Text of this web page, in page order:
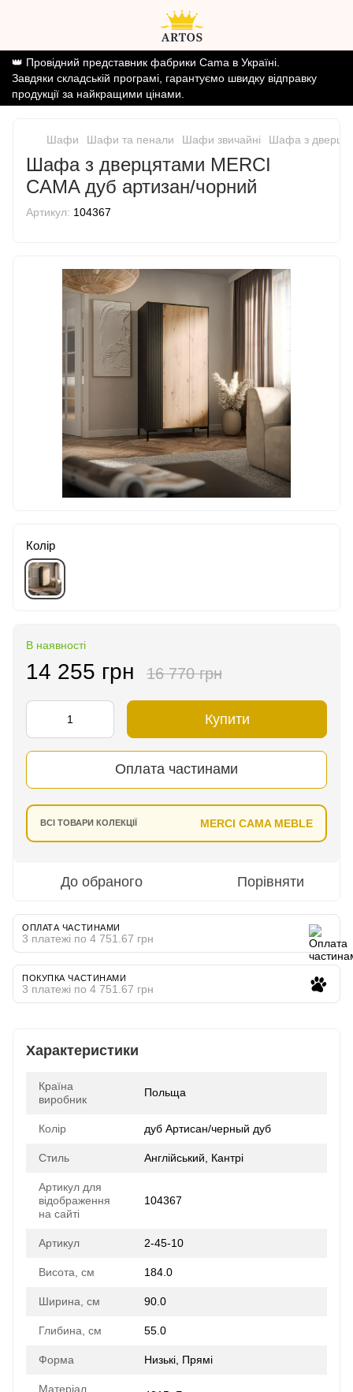
👑 Провідний представник фабрики Cama в Україні.
Завдяки складській програмі, гарантуємо швидку відправку
продукції за найкращими цінами.
Шафи Шафи та пенали Шафи звичайні Шафа з
Шафа з дверцятами MERCI
CAMA дуб артизан/чорний
Артикул: 104367
Колір
В наявності
14 255 грн 16 770 грн
Купити
Оплата частинами
ВСІ ТОВАРИ КОЛЕКЦІЇ MERCI CAMA MEBLE
До обраного Порівняти
ОПЛАТА ЧАСТИНАМИ
3 платежі по 4 751.67 грн
ПОКУПКА ЧАСТИНАМИ
3 платежі по 4 751.67 грн
Характеристики
Країна
виробник
Польща
Колір дуб Артисан/черный дуб
Стиль Англійський, Кантрі
Артикул для
відображення
на сайті
104367
Артикул 2-45-10
Висота, см 184.0
Ширина, см 90.0
Глибина, см 55.0
Форма Низькі, Прямі
Матеріал